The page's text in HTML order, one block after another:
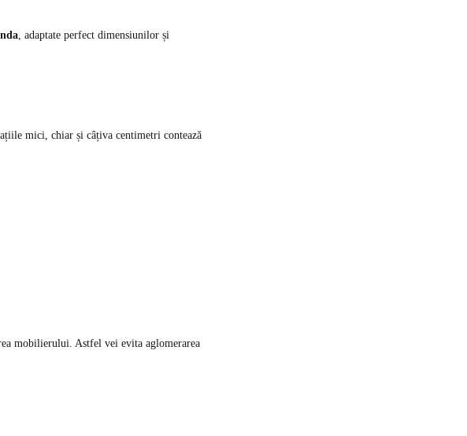
, adaptate perfect dimensiunilor și
mici, chiar și câțiva centimetri contează
mobilierului. Astfel vei evita aglomerarea